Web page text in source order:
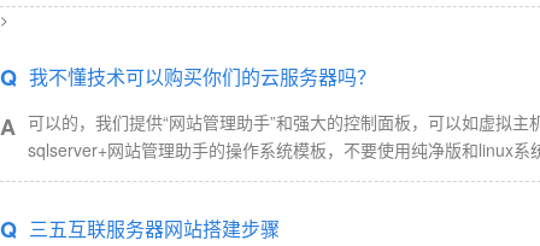
>
Q 我不懂技术可以购买你们的云服务器吗？
A 可以的，我们提供“网站管理助手”和强大的控制面板，可以如虚拟
sqlserver+网站管理助手的操作系统模板，不要使用纯净版和linux系
Q 三五互联服务器网站搭建步骤